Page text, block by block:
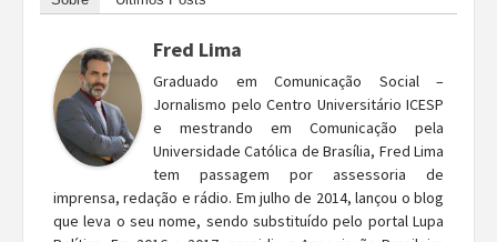
Fred Lima
Graduado em Comunicação Social –
Jornalismo pelo Centro Universitário ICESP
e mestrando em Comunicação pela
Universidade Católica de Brasília, Fred Lima
tem passagem por assessoria de
imprensa, redação e rádio. Em julho de 2014, lançou o blog
que leva o seu nome, sendo substituído pelo portal Lupa